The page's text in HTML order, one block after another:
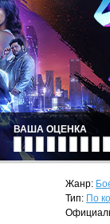
ВАША ОЦЕНКА
Жанр:
Тип: По